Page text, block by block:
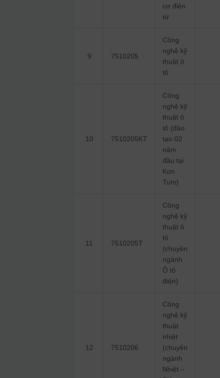
cơ điện
tử
9 7510205
Công
nghệ kỹ
thuật ô
tô
10 7510205KT
Công
nghệ kỹ
thuật ô
tô (đào
tạo 02
năm
đầu tại
Kon
Tum)
11 7510205T
Công
nghệ kỹ
thuật ô
tô
(chuyên
ngành
Ô tô
điện)
12 7510206
Công
nghệ kỹ
thuật
nhiệt
(chuyên
ngành
Nhiệt –